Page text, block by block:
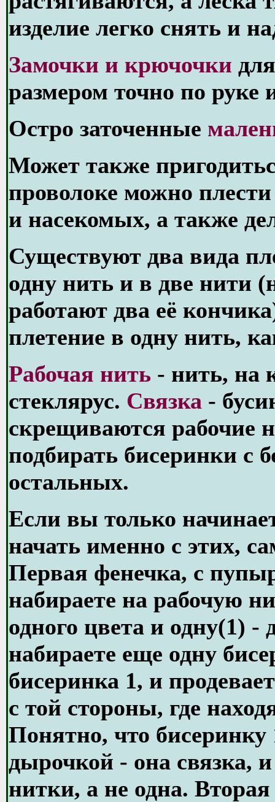
изделие легко снять и
Замочки и крючочки
размером точно по руке
Остро заточенные
Может также
проволоке можно
и насекомых, а также
Существуют два вида
одну нить и в две нити
работают два её
плетение в одну нить,
Рабочая нить - нить, на
стеклярус. Связка -
скрещиваются рабочие
подбирать бисеринки с
остальных.
Если вы только
начать именно с этих,
Первая фенечка, с
набираете на рабочую
одного цвета и одну(1) -
набираете еще одну
бисеринка 1, и
с той стороны, где
Понятно, что
дырочкой - она связка,
нитки, а не одна.